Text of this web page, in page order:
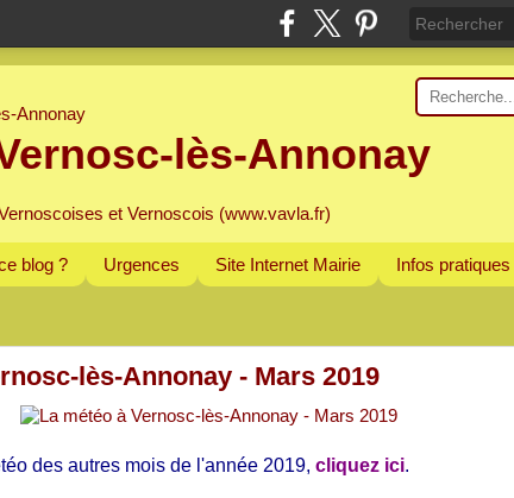
lès-Annonay
et Vernoscois (www.vavla.fr)
blog ? Urgences Site Internet Mairie Infos pratiques
lès-Annonay - Mars 2019
des autres mois de l'année 2019, cliquez ici.